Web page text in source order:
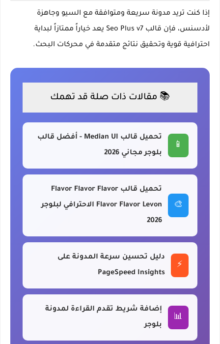
إذا كنت تريد مدونة سريعة ومتوافقة مع السيو وجاهزة
لأدسنس، فإن قالب Seo Plus v7 يعد خياراً ممتازاً لبداية
احترافية قوية وتحقيق نتائج متقدمة في محركات البحث.
📚 مقالات ذات صلة قد تهمك
📱
تحميل قالب Median UI - أفضل قالب
بلوجر مجاني 2026
🎨
تحميل قالب Flavor Flavor Flavor
Flavor Flavor Levon الاحترافي لبلوجر
2026
⚡
دليل تحسين سرعة المدونة على
PageSpeed Insights
📊
إضافة شريط تقدم القراءة لمدونة
بلوجر